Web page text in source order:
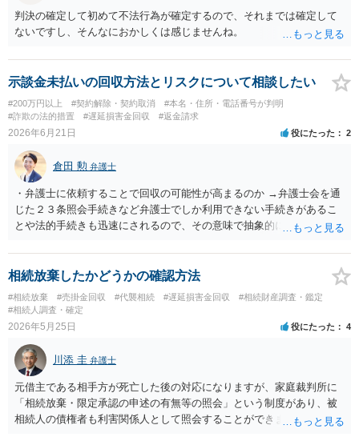
判決の確定して初めて不法行為が確定するので、それまでは確定して
ないですし、そんなにおかしくは感じませんね。
示談金未払いの回収方法とリスクについて相談したい
#200万円以上 #契約解除・契約取消
#本名・住所・電話番号が判明
#詐欺の法的措置
#遅延損害金回収 #返金請求
2026年6月21日 役にたった 2
倉田 勲 弁護士
・弁護士に依頼することで回収の可能性が高まるのか →弁護士会を通
じた２３条照会手続きなど弁護士でしか利用できない手続きがあるこ
とや法的手続きも迅速にされるので、その意味で抽象的にはご本人が
があるのか →裁判や強制執行手続きなどは書類や手続きを踏めば本人
でも進めることは可能です。 ・財産調査としてどのようなことが可能
なのか →一般的には裁判手続き後の財産開示手続きや第三者に対する
情報取得手続き等があります。 ・相手に資力がない場合はどうなるの
か →強制執行手続きを利用しても相手に資力がなければ利用できませ
なるリスクはどの程度あるのか →相手の具体的な資力次第となりま
す。少なくとも弁護士に依頼する場合は最初に着手金がかかることが
多いので、相手から回収できなければ費用倒れとなります。 経験上、
相手の資力や勤務先も不明の場合、費用倒れとなることも多いです。
相続放棄したかどうかの確認方法
#相続放棄 #売掛金回収 #代襲相続 #遅延損害金回収
#相続財産調査・鑑定
#相続人調査・確定
2026年5月25日 役にたった 4
川添 圭 弁護士
元借主である相手方が死亡した後の対応になりますが、家庭裁判所に
「相続放棄・限定承認の申述の有無等の照会」という制度があり、被
相続人の債権者も利害関係人として照会することができます。照会を